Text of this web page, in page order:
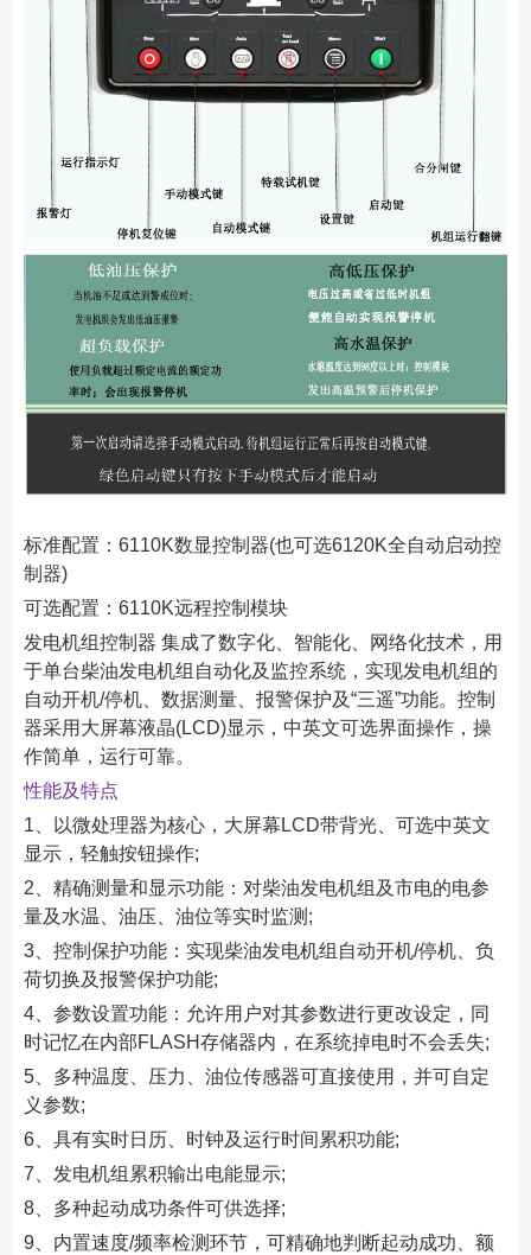
标准配置：6110K数显控制器(也可选6120K全自动启动控
制器)
可选配置：6110K远程控制模块
发电机组控制器 集成了数字化、智能化、网络化技术，用
于单台柴油发电机组自动化及监控系统，实现发电机组的
自动开机/停机、数据测量、报警保护及“三遥”功能。控制
器采用大屏幕液晶(LCD)显示，中英文可选界面操作，操
作简单，运行可靠。
性能及特点
1、以微处理器为核心，大屏幕LCD带背光、可选中英文
显示，轻触按钮操作;
2、精确测量和显示功能：对柴油发电机组及市电的电参
量及水温、油压、油位等实时监测;
3、控制保护功能：实现柴油发电机组自动开机/停机、负
荷切换及报警保护功能;
4、参数设置功能：允许用户对其参数进行更改设定，同
时记忆在内部FLASH存储器内，在系统掉电时不会丢失;
5、多种温度、压力、油位传感器可直接使用，并可自定
义参数;
6、具有实时日历、时钟及运行时间累积功能;
7、发电机组累积输出电能显示;
8、多种起动成功条件可供选择;
9、内置速度/频率检测环节，可精确地判断起动成功、额